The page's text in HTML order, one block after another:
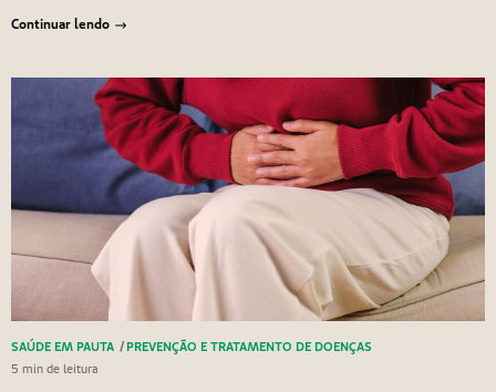
Continuar lendo
SAÚDE EM PAUTA / PREVENÇÃO E TRATAMENTO DE DOENÇAS
5 min de leitura